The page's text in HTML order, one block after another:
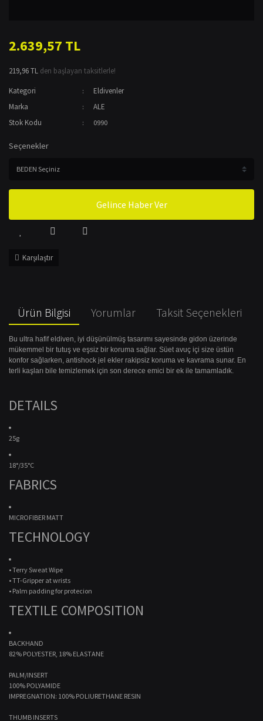
2.639,57 TL
219,96 TL den başlayan taksitlerle!
Kategori
Eldivenler
Marka
ALE
Stok Kodu
0990
Seçenekler
Gelince Haber Ver
Karşılaştır
Ürün Bilgisi Yorumlar Taksit Seçenekleri
Bu ultra hafif eldiven, iyi düşünülmüş tasarımı sayesinde gidon üzerinde
mükemmel bir tutuş ve eşsiz bir koruma sağlar. Süet avuç içi size üstün
konfor sağlarken, antishock jel ekler rakipsiz koruma ve kavrama sunar. En
terli kaşları bile temizlemek için son derece emici bir ek ile tamamladık.
DETAILS
25g
18°/35°C
FABRICS
MICROFIBER MATT
TECHNOLOGY
• Terry Sweat Wipe
• TT-Gripper at wrists
• Palm padding for protecion
TEXTILE COMPOSITION
BACKHAND
82% POLYESTER, 18% ELASTANE
PALM/INSERT
100% POLYAMIDE
IMPREGNATION: 100% POLIURETHANE RESIN
THUMB INSERTS